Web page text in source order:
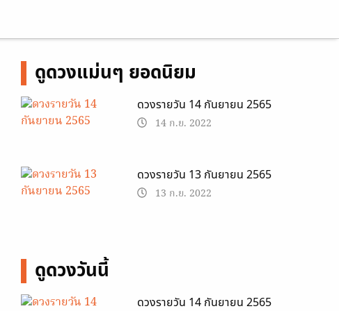
ดูดวงแม่นๆ ยอดนิยม
ดวงรายวัน 14 กันยายน 2565
14 ก.ย. 2022
ดวงรายวัน 13 กันยายน 2565
13 ก.ย. 2022
ดูดวงวันนี้
ดวงรายวัน 14 กันยายน 2565